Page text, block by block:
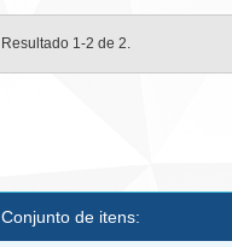
Resultado 1-2 de 2.
Conjunto de itens: